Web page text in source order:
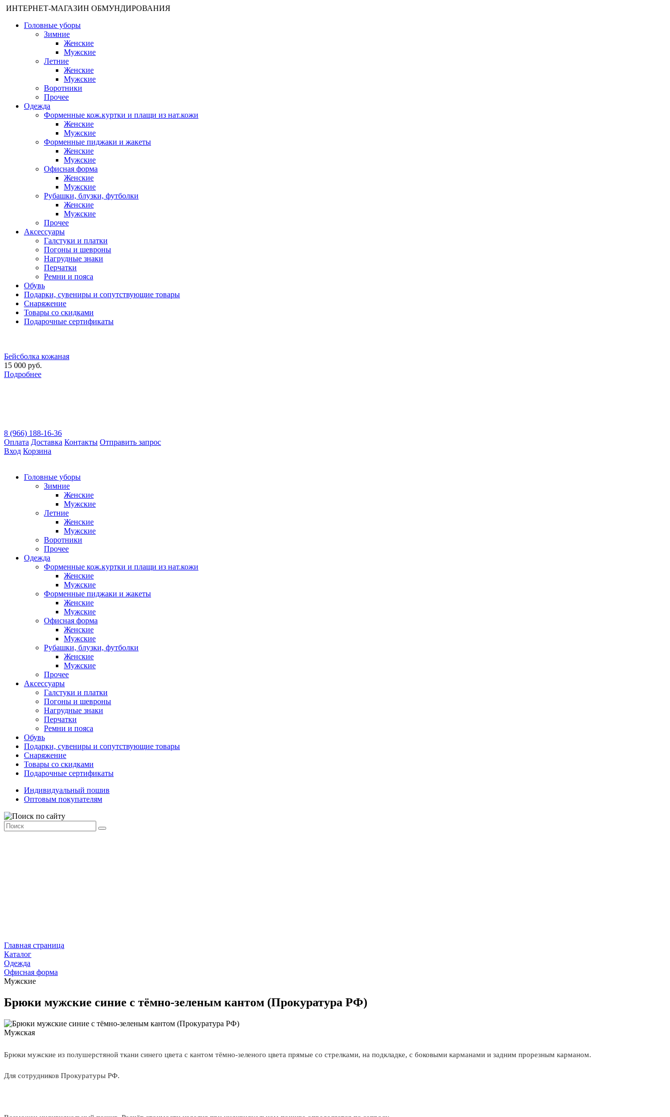
ИНТЕРНЕТ-МАГАЗИН ОБМУНДИРОВАНИЯ
Головные уборы
Зимние
Женские
Мужские
Летние
Женские
Мужские
Воротники
Прочее
Одежда
Форменные кож.куртки и плащи из нат.кожи
Женские
Мужские
Форменные пиджаки и жакеты
Женские
Мужские
Офисная форма
Женские
Мужские
Рубашки, блузки, футболки
Женские
Мужские
Прочее
Аксессуары
Галстуки и платки
Погоны и шевроны
Нагрудные знаки
Перчатки
Ремни и пояса
Обувь
Подарки, сувениры и сопутствующие товары
Снаряжение
Товары со скидками
Подарочные сертификаты
Бейсболка кожаная
15 000 руб.
Подробнее
8 (966) 188-16-36
Оплата Доставка Контакты Отправить запрос
Вход Корзина
Головные уборы
Зимние
Женские
Мужские
Летние
Женские
Мужские
Воротники
Прочее
Одежда
Форменные кож.куртки и плащи из нат.кожи
Женские
Мужские
Форменные пиджаки и жакеты
Женские
Мужские
Офисная форма
Женские
Мужские
Рубашки, блузки, футболки
Женские
Мужские
Прочее
Аксессуары
Галстуки и платки
Погоны и шевроны
Нагрудные знаки
Перчатки
Ремни и пояса
Обувь
Подарки, сувениры и сопутствующие товары
Снаряжение
Товары со скидками
Подарочные сертификаты
Индивидуальный пошив
Оптовым покупателям
Главная страница
Каталог
Одежда
Офисная форма
Мужские
Брюки мужские синие с тёмно-зеленым кантом (Прокуратура РФ)
Мужская
Брюки мужские из полушерстяной ткани синего цвета с кантом тёмно-зеленого цвета прямые со стрелками, на подкладке, с боковыми карманами и задним прорезным карманом.
Для сотрудников Прокуратуры РФ.